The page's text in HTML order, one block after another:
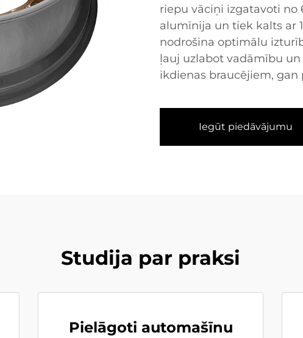
riepu vāciņi izgatavoti no
alumīnija un tiek kalts ar
nodrošina optimālu
ļauj uzlabot vadāmību
ikdienas braucējiem,
Iegūt piedāvājumu
Studija par praksi
Pielāgoti automašīnu